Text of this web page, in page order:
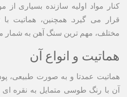
کنار مواد اولیه سازنده بسیاری از
قرار می گیرد. همچنین، هماتیت با
مختلف، مهم ترین سنگ آهن به شمار
هماتیت و انواع آن
هماتیت عمدتا و به صورت طبیعی،
آن با رنگ طوسی متمایل به نقره